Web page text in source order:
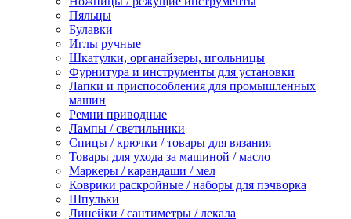
Пяльцы
Булавки
Иглы ручные
Шкатулки, органайзеры, игольницы
Фурнитура и инструменты для установки
Лапки и приспособления для промышленных
машин
Ремни приводные
Лампы / светильники
Спицы / крючки / товары для вязания
Товары для ухода за машиной / масло
Маркеры / карандаши / мел
Коврики раскройные / наборы для пэчворка
Шпульки
Линейки / сантиметры / лекала